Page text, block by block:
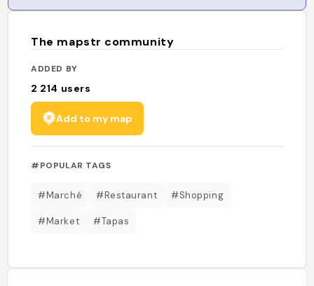
The mapstr community
ADDED BY
2 214 users
Add to my map
#POPULAR TAGS
#Marché #Restaurant #Shopping
#Market #Tapas